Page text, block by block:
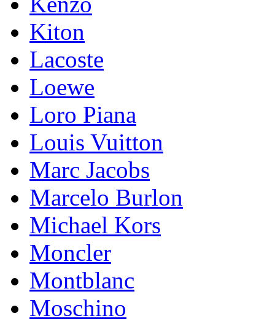
Kiton
Lacoste
Loewe
Loro Piana
Lоuis Vuittоn
Marc Jacobs
Marcelo Burlon
Michael Kors
Mоnсlеr
Montblanc
Moschino